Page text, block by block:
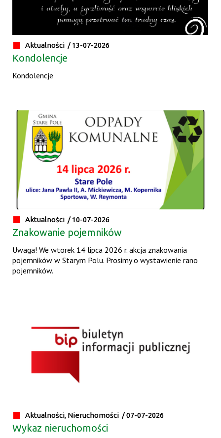
Aktualności / 13-07-2026
Kondolencje
Kondolencje
Aktualności / 10-07-2026
Znakowanie pojemników
Uwaga! We wtorek 14 lipca 2026 r. akcja znakowania
pojemników w Starym Polu. Prosimy o wystawienie rano
pojemników.
Aktualności, Nieruchomości /07-07-2026
Wykaz nieruchomości